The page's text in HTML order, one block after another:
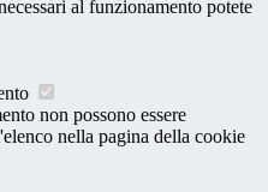
al funzionamento potete
non possono essere
nella pagina della cookie